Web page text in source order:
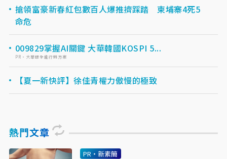
搶領富豪新春紅包數百人爆推擠踩踏 柬埔寨4死5
命危
009829掌握AI關鍵 大華韓國KOSPI 5...
PR・大華銀全能行銷方案
【夏一新快評】徐佳青權力傲慢的極致
熱門文章
PR・新素簡